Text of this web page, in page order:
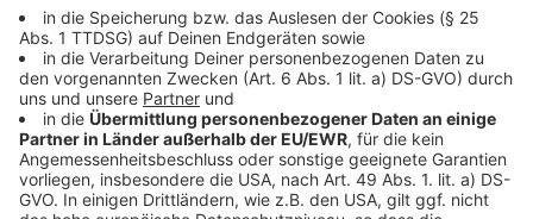
Anzeige
DJ Scheffwellwar bei uns im Studio zu Besuch.
Anzeige